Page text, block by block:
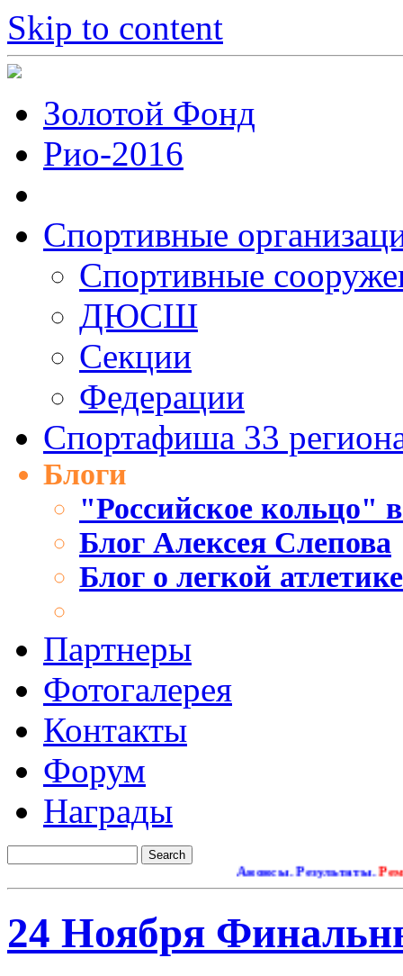
Skip to content
Золотой Фонд
Рио-2016
Спортивные
Cпортивные
ДЮСШ
Секции
Федерации
Спортафиша 33
Блоги
"Российское кольцо"
Блог Алексея Слепова
Блог о легкой
Партнеры
Фотогалерея
Контакты
Форум
Награды
Анонсы. Результаты.
24 Ноября